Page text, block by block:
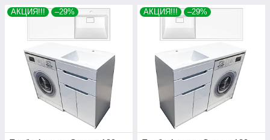
АКЦИЯ!!! –29% АКЦИЯ!!! –29%